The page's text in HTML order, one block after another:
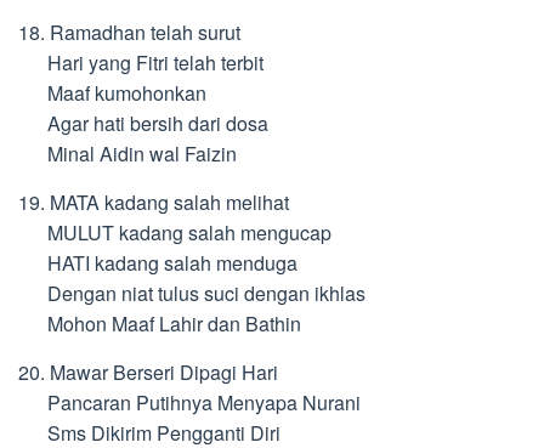
18. Ramadhan telah surut
Hari yang Fitri telah terbit
Maaf kumohonkan
Agar hati bersih dari dosa
Minal Aidin wal Faizin
19. MATA kadang salah melihat
MULUT kadang salah mengucap
HATI kadang salah menduga
Dengan niat tulus suci dengan ikhlas
Mohon Maaf Lahir dan Bathin
20. Mawar Berseri Dipagi Hari
Pancaran Putihnya Menyapa Nurani
Sms Dikirim Pengganti Diri